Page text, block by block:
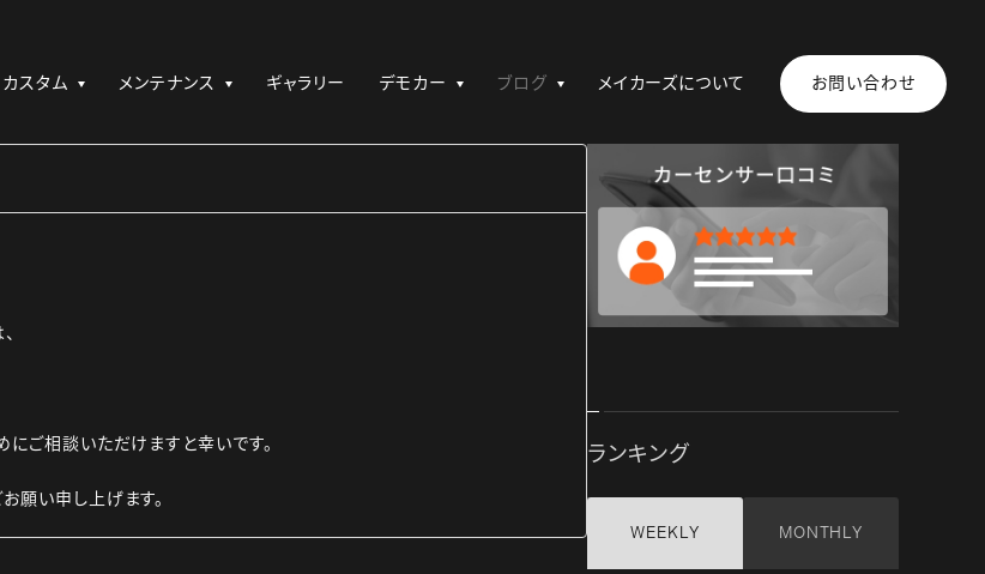
カスタム メンテナンス ギャラリー デモカー ブログ メイカーズについて お問い合わせ
ご相談いただけますと幸いです。
願い申し上げます。
ランキング
WEEKLY MONTHLY